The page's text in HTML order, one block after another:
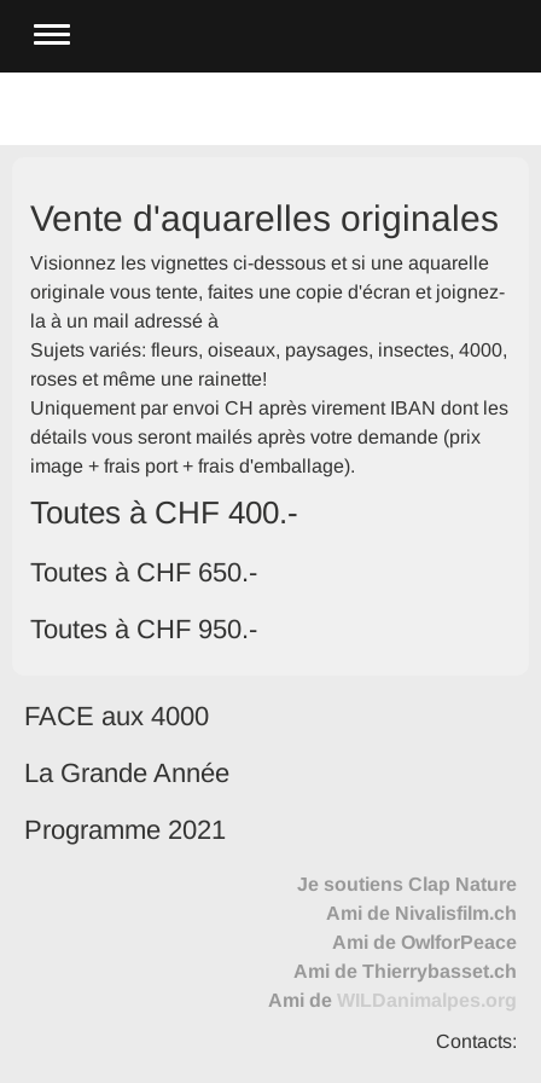
Vente d'aquarelles originales
Visionnez les vignettes ci-dessous et si une aquarelle
originale vous tente, faites une copie d'écran et joignez-
la à un mail adressé à
Sujets variés: fleurs, oiseaux, paysages, insectes, 4000,
roses et même une rainette!
Uniquement par envoi CH après virement IBAN dont les
détails vous seront mailés après votre demande (prix
image + frais port + frais d'emballage).
Toutes à CHF 400.-
Toutes à CHF 650.-
Toutes à CHF 950.-
FACE aux 4000
La Grande Année
Programme 2021
Je soutiens Clap Nature
Ami de Nivalisfilm.ch
Ami de OwlforPeace
Ami de Thierrybasset.ch
Ami de WILDanimalpes.org
Contacts: